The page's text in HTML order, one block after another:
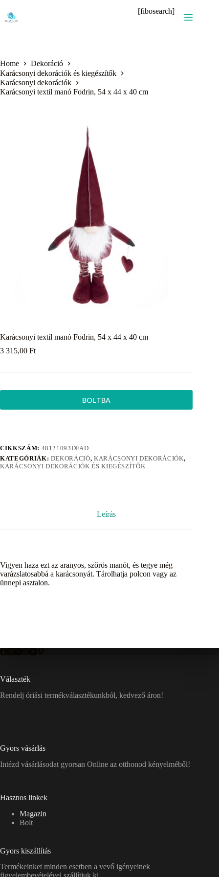
content
[fibosearch]
Home
Dekoráció
Karácsonyi dekorációk és kiegészítők
Karácsonyi dekorációk
Karácsonyi textil manó Fodrin, 54 x 44 x 40 cm
Karácsonyi textil manó Fodrin, 54 x 44 x 40 cm
3 315,00 Ft
BOLTBA
CIKKSZÁM: 48121093DFAD
KATEGÓRIÁK: DEKORÁCIÓ, KARÁCSONYI DEKORÁCIÓK,
KARÁCSONYI DEKORÁCIÓK ÉS KIEGÉSZÍTŐK
Leírás
Vigyen haza ezt az aranyos, szőrös manót, és tegye még
varázslatosabbá a karácsonyát. Tárolhatja polcon vagy az
ünnepi asztalon.
Választék
Rendelj óriási termékválasztékunkból, kedvező áron!
Gyors vásárlás
Intézd vásárlásodat gyorsan Online az otthonod kényelméből!
Hasznos linkek
Magazin
Bolt
Gyors kiszállítás
Termékeinket minden esetben a vevő igényeinek